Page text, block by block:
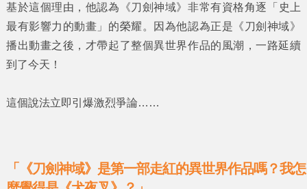
基於這個理由，他認為 《刀劍神域》 非常有資格角逐
「史上
最有影響力的動畫」 的榮耀。因為他認為正是 《刀劍神域》
播出動畫之後，才帶起了整個異世界作品的風潮，一路延續
到了今天！
這個說法立即引爆激烈爭論……
「《刀劍神域》是第一部走紅的異世界作品嗎？我怎